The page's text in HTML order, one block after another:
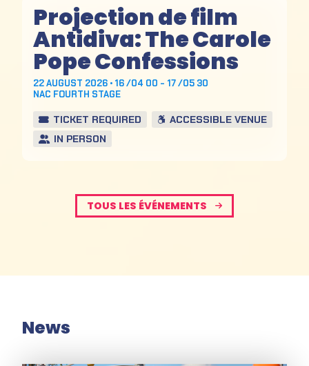
Projection de film
Antidiva: The Carole
Pope Confessions
22 AUGUST 2026 • 16 /04 00 - 17 /05 30
NAC FOURTH STAGE
TICKET REQUIRED
ACCESSIBLE VENUE
IN PERSON
TOUS LES ÉVÉNEMENTS
News